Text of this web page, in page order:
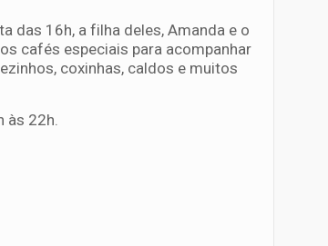
das 16h, a filha deles, Amanda e o
cafés especiais para acompanhar
coxinhas, caldos e muitos
22h.